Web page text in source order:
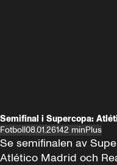
Semifinal i Supercopa:
Fotboll08.01.26142 minPlus
Se semifinalen av
Atlético Madrid och